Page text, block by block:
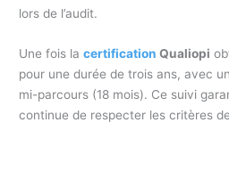
lors de l’audit.
Une fois lacertificationQualiopi
pour une durée de trois ans, avec
mi-parcours (18 mois). Ce suivi
continue de respecter les critères